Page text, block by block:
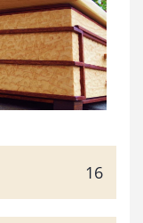
16